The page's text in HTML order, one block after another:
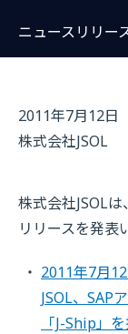
ニュースリリー
2011年7月12日
株式会社JSOL
株式会社JSOL
リリースを発表
2011年7月
JSOL、SAP
「J-Ship」